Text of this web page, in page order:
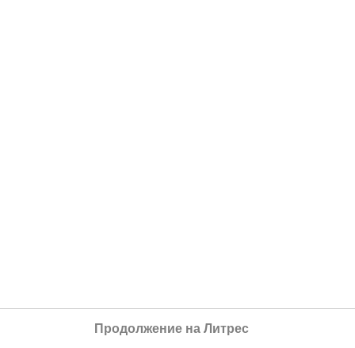
Продолжение на Литрес